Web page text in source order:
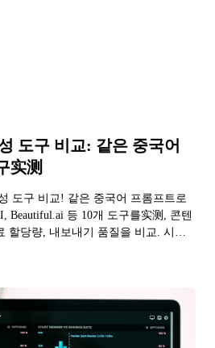
도구 비교: 같은 중국어
实测
도구 비교! 같은 중국어 프롬프트로
Beautiful.ai 등 10개 도구를实测, 콘텐
할당량, 내보내기 품질을 비교. 시나